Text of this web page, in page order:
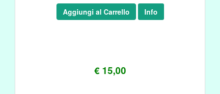
€ 15,00
Aggiungi al Carrello Info